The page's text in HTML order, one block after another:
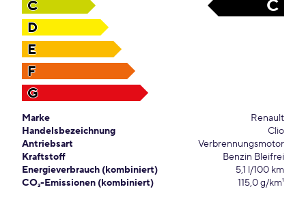
C
C
D
E
F
G
Marke
Renault
Handelsbezeichnung
Clio
Antriebsart
Verbrennungsmotor
Kraftstoff
Benzin Bleifrei
Energieverbrauch (kombiniert)
5,1 l/100 km
CO₂-Emissionen (kombiniert)
115,0 g/km¹